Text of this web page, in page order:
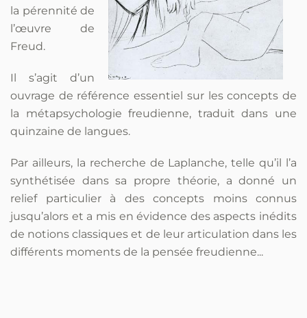
la pérennité de
l’œuvre de
Freud.
Il s’agit d’un
ouvrage de référence essentiel sur les concepts de
la métapsychologie freudienne, traduit dans une
quinzaine de langues.
Par ailleurs, la recherche de Laplanche, telle qu’il l’a
synthétisée dans sa propre théorie, a donné un
relief particulier à des concepts moins connus
jusqu’alors et a mis en évidence des aspects inédits
de notions classiques et de leur articulation dans les
différents moments de la pensée freudienne...